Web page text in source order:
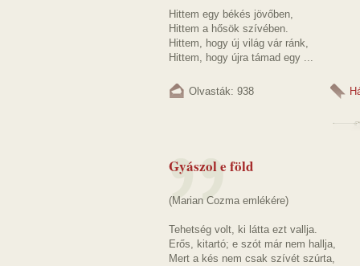
Hittem egy békés jövőben,
Hittem a hősök szívében.
Hittem, hogy új világ vár ránk,
Hittem, hogy újra támad egy ...
Olvasták: 938
Gyászol e föld
(Marian Cozma emlékére)
Tehetség volt, ki látta ezt vallja.
Erős, kitartó; e szót már nem hallja,
Mert a kés nem csak szívét szúrta,